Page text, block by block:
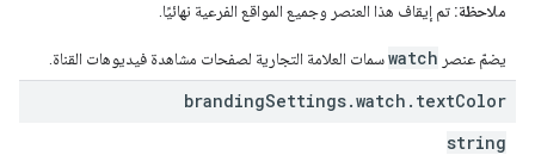
ملاحظة: تم إيقاف هذا العنصر وجميع المواقع الفرعية نهائيًا.
يضمّ عنصر watchسمات العلامة التجارية لصفحات مشاهدة فيديوهات القناة.
brandingSettings.watch . textColor
string